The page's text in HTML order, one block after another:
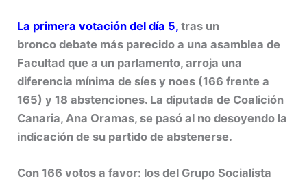
La primera votación del día 5, tras un
bronco debate más parecido a una asamblea de
Facultad que a un parlamento, arroja una
diferencia mínima de síes y noes (166 frente a
165) y 18 abstenciones. La diputada de Coalición
Canaria, Ana Oramas, se pasó al no desoyendo la
indicación de su partido de abstenerse.
Con 166 votos a favor: los del Grupo Socialista